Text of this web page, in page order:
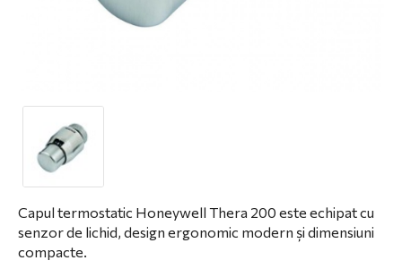
Capul termostatic Honeywell Thera 200 este echipat cu
senzor de lichid, design ergonomic modern și dimensiuni
compacte.